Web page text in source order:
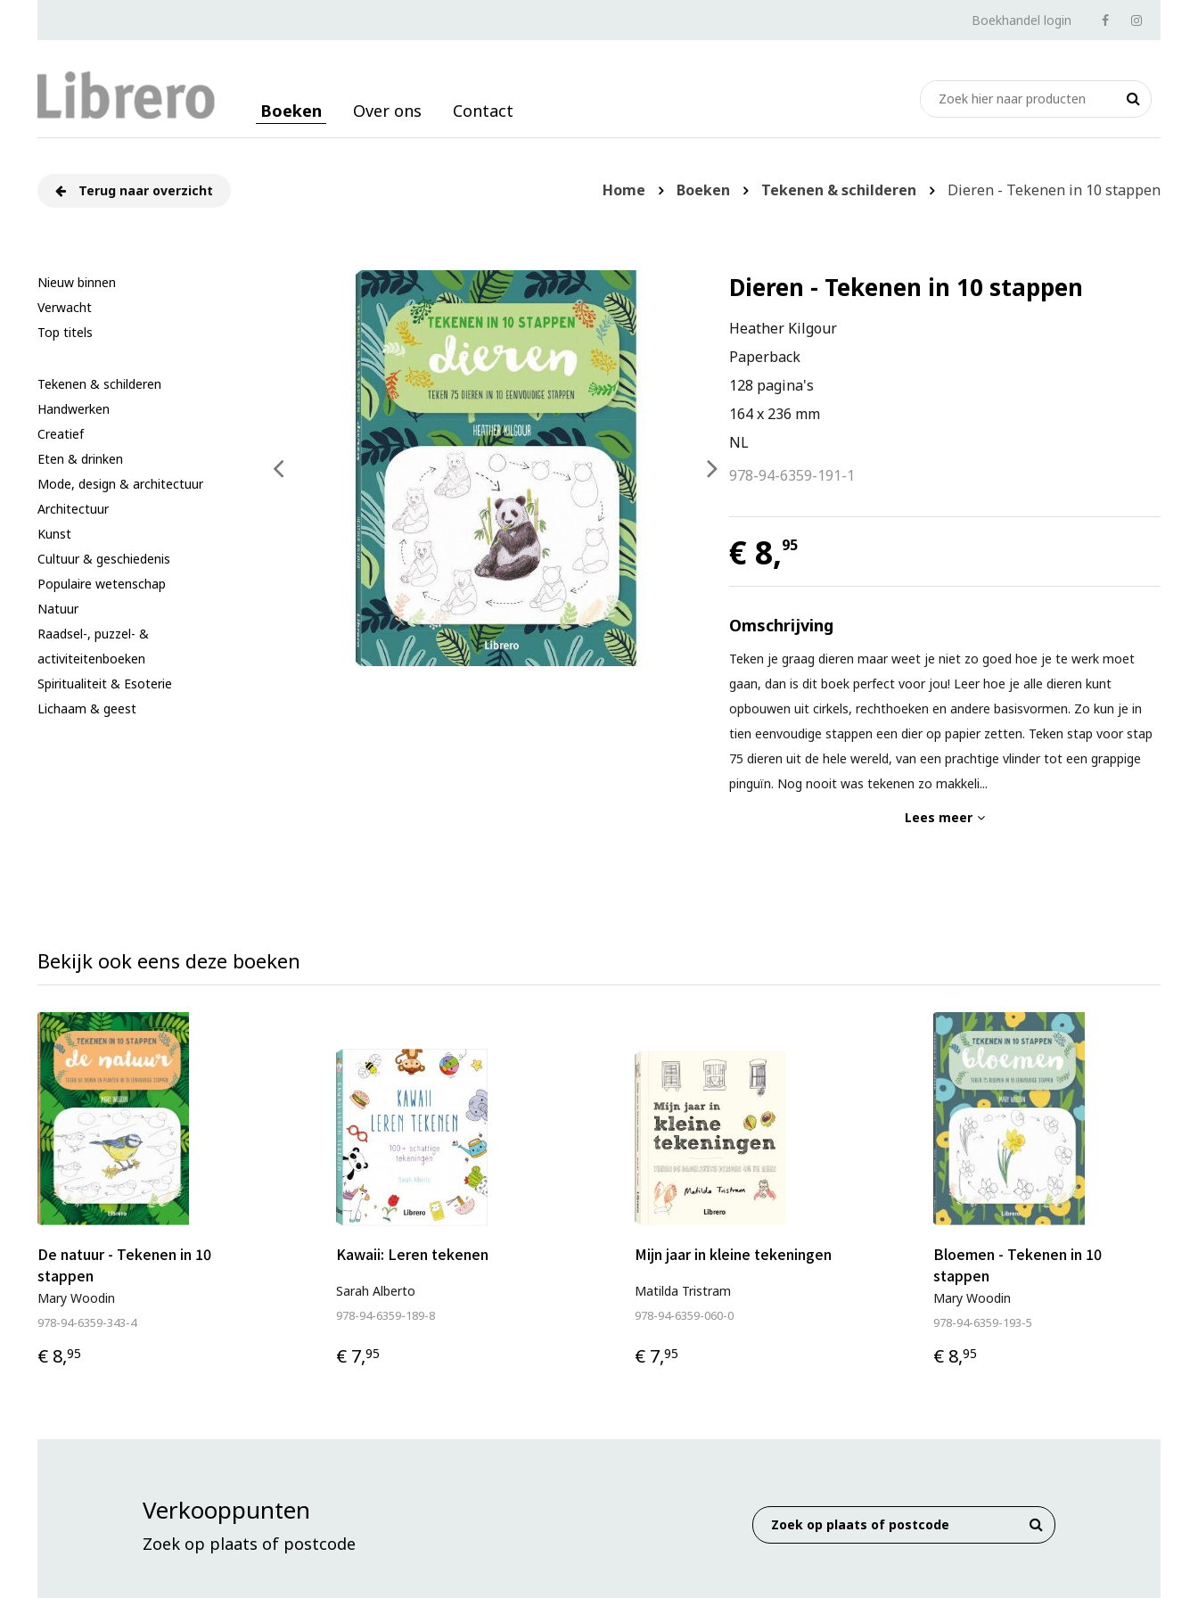
Boekhandel login
Boeken Over ons Contact
Terug naar overzicht Home Boeken Tekenen & schilderen Dieren - Tekenen in 10 stappen
Nieuw binnen
Verwacht
Top titels
Tekenen & schilderen
Handwerken
Creatief
Eten & drinken
Mode, design & architectuur
Architectuur
Kunst
Cultuur & geschiedenis
Populaire wetenschap
Natuur
Raadsel-, puzzel- &
activiteitenboeken
Spiritualiteit & Esoterie
Lichaam & geest
Dieren - Tekenen in 10 stappen
Heather Kilgour
Paperback
128 pagina's
164 x 236 mm
NL
978-94-6359-191-1
€ 8,95
Omschrijving
Teken je graag dieren maar weet je niet zo goed hoe je te werk moet
gaan, dan is dit boek perfect voor jou! Leer hoe je alle dieren kunt
opbouwen uit cirkels, rechthoeken en andere basisvormen. Zo kun je in
tien eenvoudige stappen een dier op papier zetten. Teken stap voor stap
75 dieren uit de hele wereld, van een prachtige vlinder tot een grappige
pinguïn. Nog nooit was tekenen zo makkeli...
Lees meer
Bekijk ook eens deze boeken
De natuur - Tekenen in 10
stappen
Mary Woodin
978-94-6359-343-4
€ 8,95
Kawaii: Leren tekenen
Sarah Alberto
978-94-6359-189-8
€ 7,95
Mijn jaar in kleine tekeningen
Matilda Tristram
978-94-6359-060-0
€ 7,95
Bloemen - Tekenen in 10
stappen
Mary Woodin
978-94-6359-193-5
€ 8,95
Verkooppunten
Zoek op plaats of postcode